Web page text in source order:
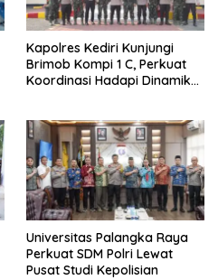
Kapolres Kediri Kunjungi
Brimob Kompi 1 C, Perkuat
Koordinasi Hadapi Dinamika
Universitas Palangka Raya
Perkuat SDM Polri Lewat
Pusat Studi Kepolisian